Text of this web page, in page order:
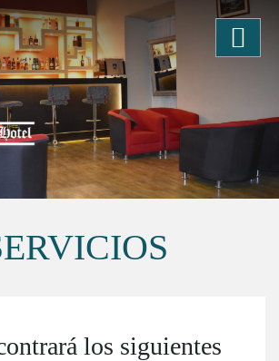
los siguientes